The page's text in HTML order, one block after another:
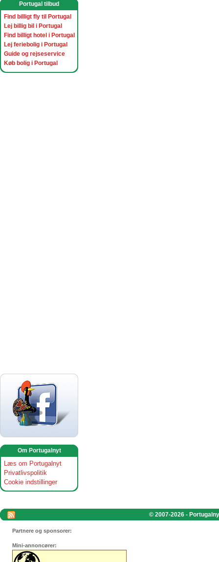
Portugal tilbud
Find billigt fly til Portugal
Lej billig bil i Portugal
Find billigt hotel i Portugal
Lej feriebolig i Portugal
Guide og rejseservice
Køb bolig i Portugal
Om Portugalnyt
Læs om Portugalnyt
Privatlivspolitik
Cookie indstillinger
© 2007-2026 -
Partnere og sponsorer:
Mini-annoncører: